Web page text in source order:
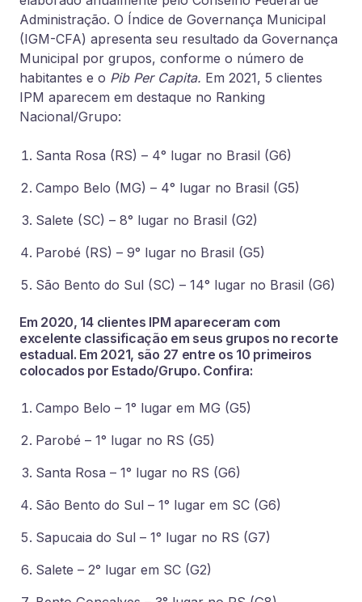
Administração. O Índice de Governança Municipal
(IGM-CFA) apresenta seu resultado da Governança
Municipal por grupos, conforme o número de
habitantes e o Pib Per Capita. Em 2021, 5 clientes
IPM aparecem em destaque no Ranking
Nacional/Grupo:
Santa Rosa (RS) – 4° lugar no Brasil (G6)
Campo Belo (MG) – 4° lugar no Brasil (G5)
Salete (SC) – 8° lugar no Brasil (G2)
Parobé (RS) – 9° lugar no Brasil (G5)
São Bento do Sul (SC) – 14° lugar no Brasil (G6)
Em 2020, 14 clientes IPM apareceram com
excelente classificação em seus grupos no recorte
estadual. Em 2021, são 27 entre os 10 primeiros
colocados por Estado/Grupo. Confira:
Campo Belo – 1° lugar em MG (G5)
Parobé – 1° lugar no RS (G5)
Santa Rosa – 1° lugar no RS (G6)
São Bento do Sul – 1° lugar em SC (G6)
Sapucaia do Sul – 1° lugar no RS (G7)
Salete – 2° lugar em SC (G2)